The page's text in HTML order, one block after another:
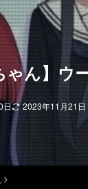
ゃん】ウ
日 2023年11月21日